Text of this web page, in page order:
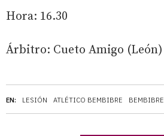
EN: LESIÓN ATLÉTICO BEMBIBRE BEMBIBRE
Hora: 16.30
Árbitro: Cueto Amigo (León)